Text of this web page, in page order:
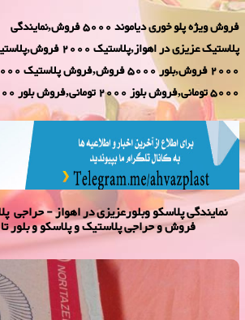
فروش ویژه پلو خوری دیاموند 5000 فروش,نمایندگی
5000 تومانی,فروش بلوز 2000 تومانی,فروش بلور 5000 تومانی
فروش و حراجی پلاستیک و پلاسکو و بلور تا50000 فروش